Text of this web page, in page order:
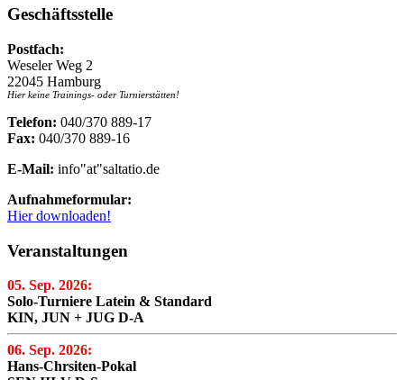
Geschäftsstelle
Postfach:
Weseler Weg 2
22045 Hamburg
Hier keine Trainings- oder Turnierstätten!
Telefon: 040/370 889-17
Fax: 040/370 889-16
E-Mail: info"at"saltatio.de
Aufnahmeformular:
Hier downloaden!
Veranstaltungen
05. Sep. 2026:
Solo-Turniere Latein & Standard
KIN, JUN + JUG D-A
06. Sep. 2026:
Hans-Chrsiten-Pokal